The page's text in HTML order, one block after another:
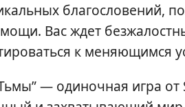
благословений,
Вас ждет
к меняющимся
— одиночная игра от